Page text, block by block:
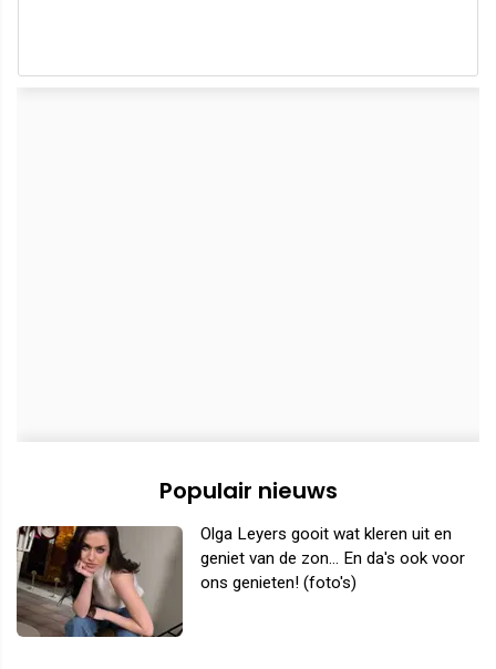
Populair nieuws
Olga Leyers gooit wat kleren uit en
geniet van de zon... En da's ook voor
ons genieten! (foto's)